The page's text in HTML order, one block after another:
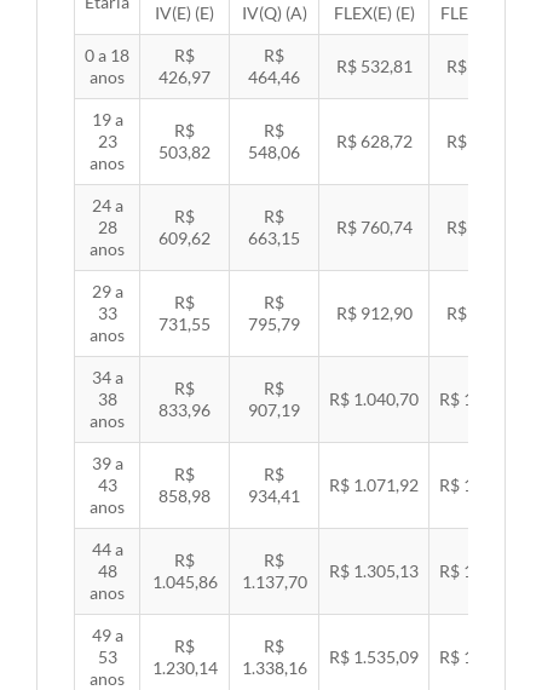
IV(E) (E)
IV(Q) (A)
FLEX(E) (E)
FLEX(Q) (A)
0 a 18
anos
R$
426,97
R$
464,46
R$ 532,81 R$ 549,06
19 a
23
anos
R$
503,82
R$
548,06
R$ 628,72 R$ 647,89
24 a
28
anos
R$
609,62
R$
663,15
R$ 760,74 R$ 783,94
29 a
33
anos
R$
731,55
R$
795,79
R$ 912,90 R$ 940,74
34 a
38
anos
R$
833,96
R$
907,19
R$ 1.040,70 R$ 1.072,43
39 a
43
anos
R$
858,98
R$
934,41
R$ 1.071,92 R$ 1.104,60
44 a
48
anos
R$
1.045,86
R$
1.137,70
R$ 1.305,13 R$ 1.344,92
49 a
53
anos
R$
1.230,14
R$
1.338,16
R$ 1.535,09 R$ 1.581,89